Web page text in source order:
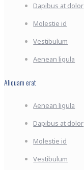
Dapibus at dolor
Molestie id
Vestibulum
Aenean ligula
Aliquam erat
Aenean ligula
Dapibus at dolor
Molestie id
Vestibulum